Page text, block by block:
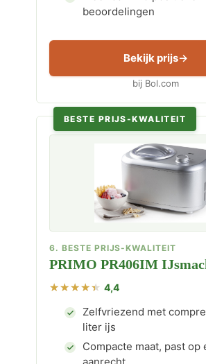
beoordelingen
Bekijk prijs
bij Bol.com
BESTE PRIJS-KWALITEIT
6. BESTE PRIJS-KWALITEIT
PRIMO PR406IM
4,4
Zelfvriezend met
liter ijs
Compacte maat, past op